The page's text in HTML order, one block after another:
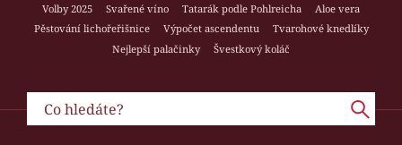
Volby 2025
Svařené víno Tatarák podle Pohlreicha
Aloe vera
Pěstování lichořeřišnice
Výpočet ascendentu
Tvarohové knedlíky
Nejlepší palačinky
Švestkový koláč